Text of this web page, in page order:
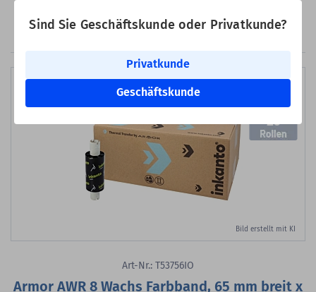
Sind Sie Geschäftskunde oder Privatkunde?
Privatkunde
Geschäftskunde
In den Warenkorb Zum
Bild erstellt mit KI
25
Art-Nr.: T53756IO
Armor AWR 8 Wachs Farbband, 65 mm breit x